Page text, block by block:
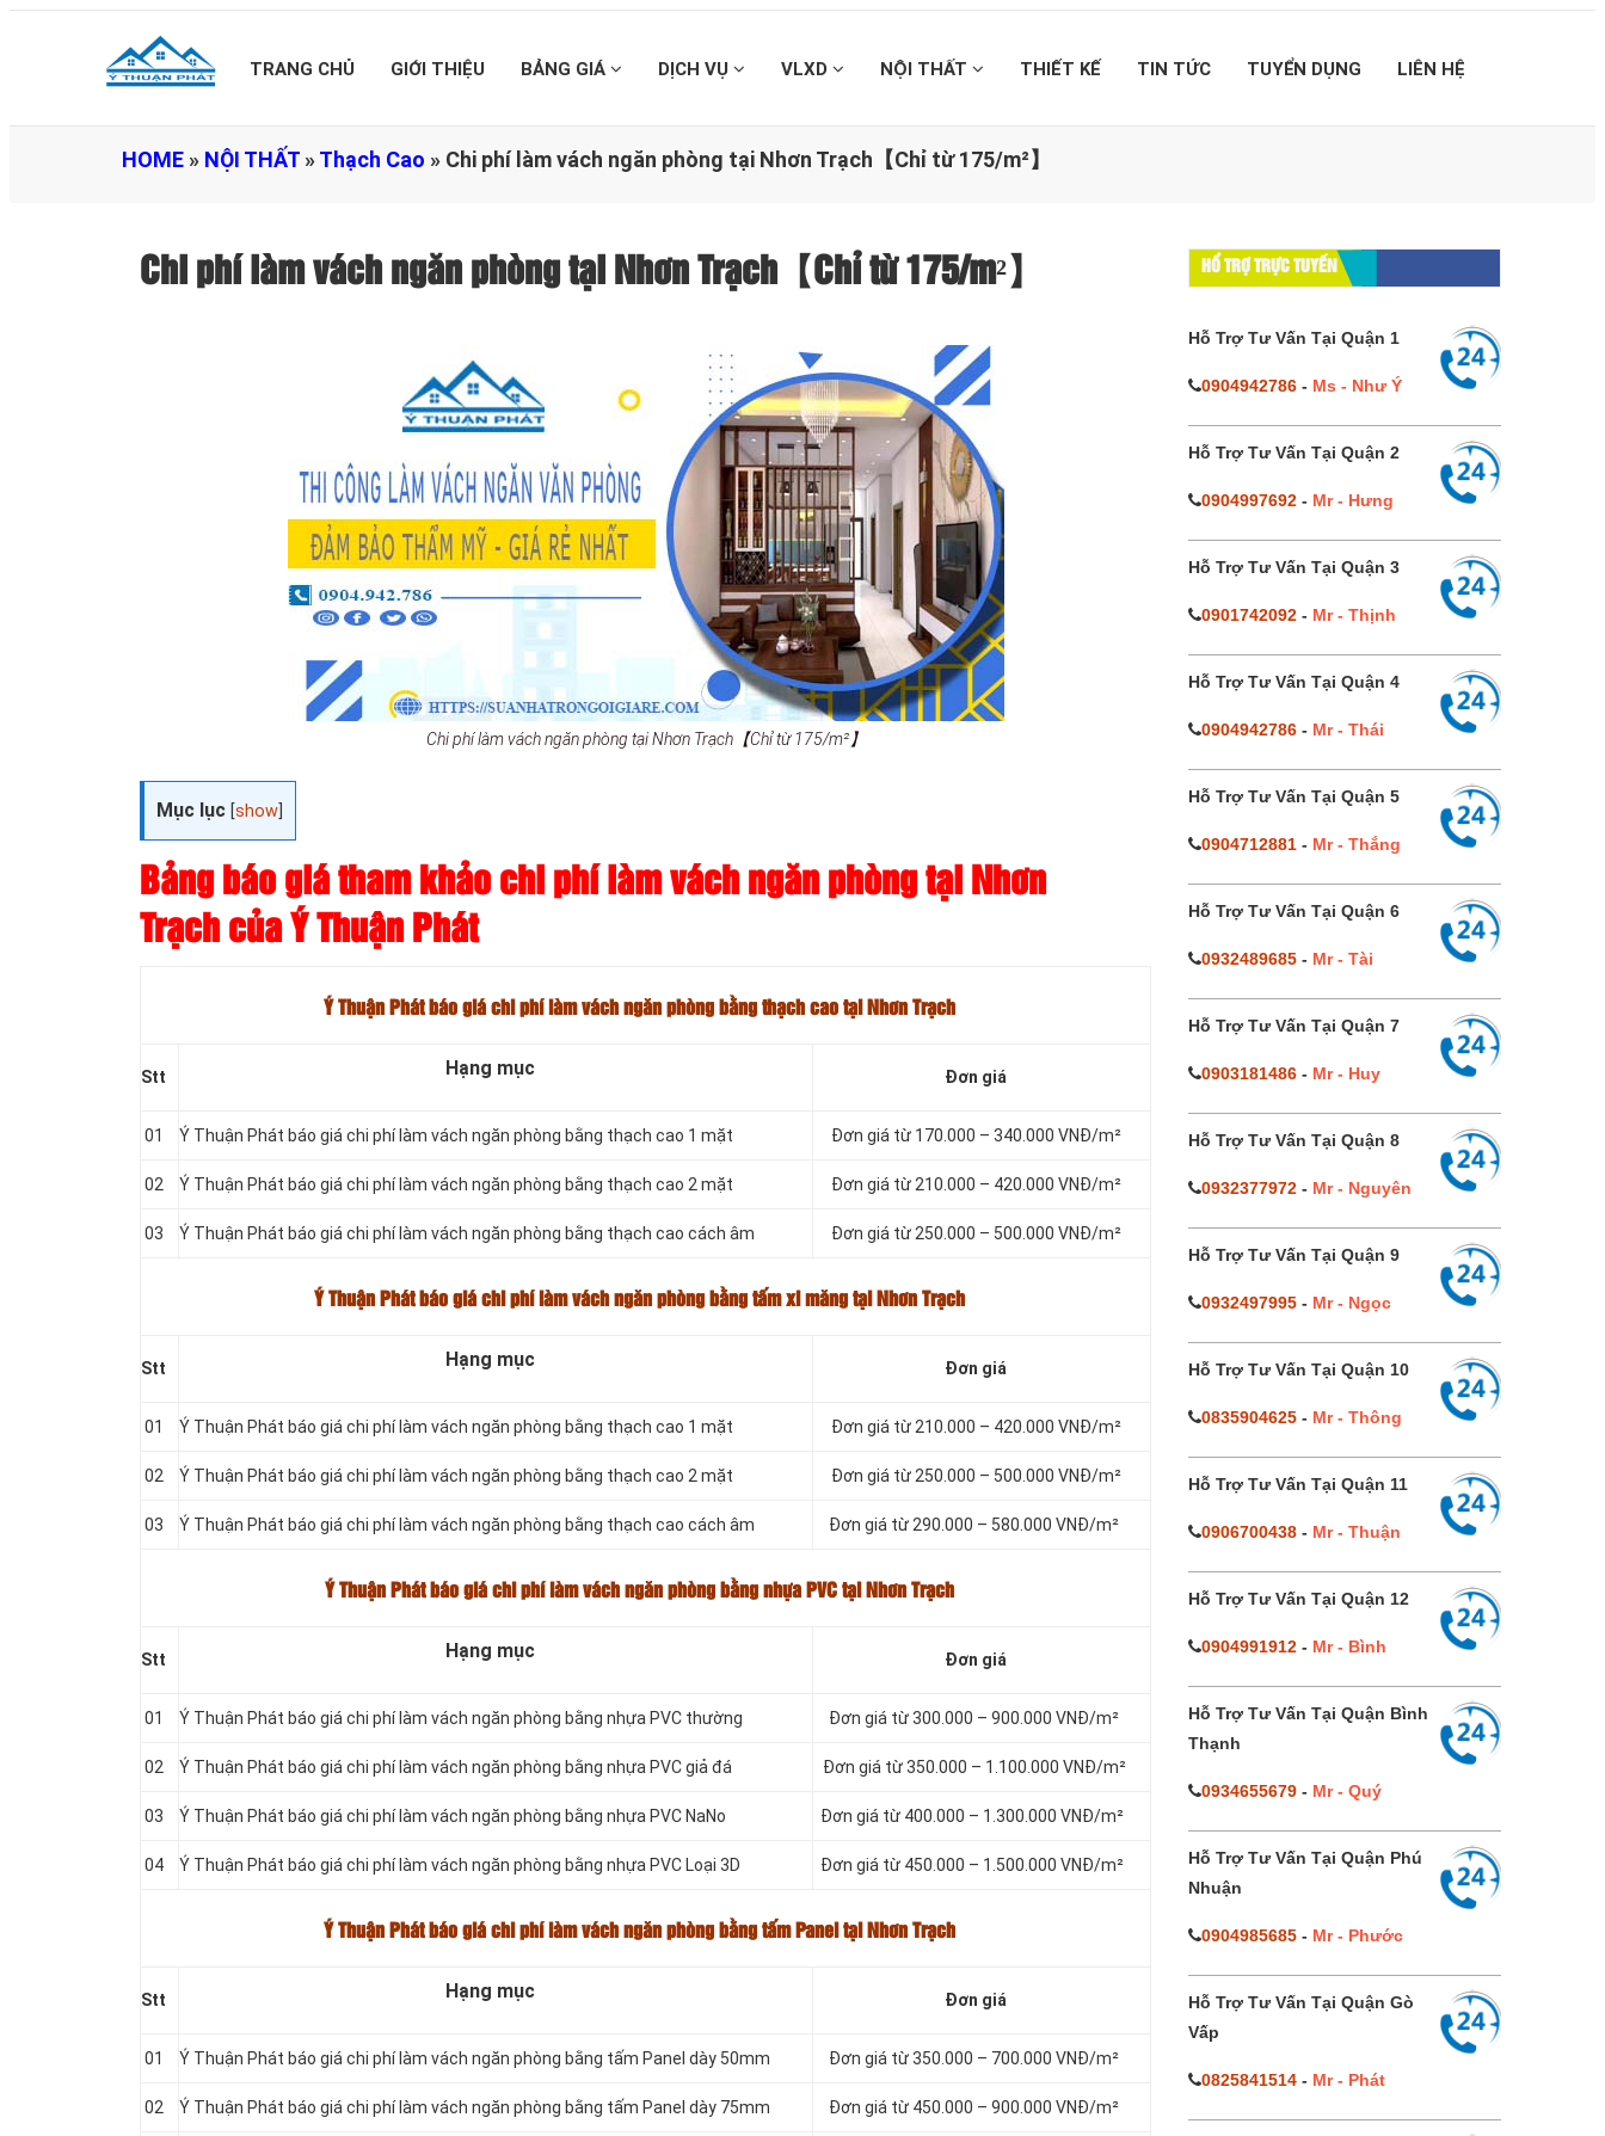
TRANG CHỦ GIỚI THIỆU BẢNG GIÁ DỊCH VỤ VLXD NỘI THẤT THIẾT KẾ TIN TỨC TUYỂN DỤNG LIÊN HỆ
HOME » NỘI THẤT »Thạch Cao » Chi phí làm vách ngăn phòng tại Nhơn Trạch【Chỉ từ 175/m²】
Chi phí làm vách ngăn phòng tại Nhơn Trạch【Chỉ từ 175/m²】
Chi phí làm vách ngăn phòng tại Nhơn Trạch【Chỉ từ 175/m²】
Mục lục [show
Bảng báo giá tham khảo chi phí làm vách ngăn phòng tại Nhơn
Trạch của Ý Thuận Phát
Ý Thuận Phát báo giá chi phí làm vách ngăn phòng bằng thạch cao tại Nhơn Trạch
Stt Hạng mục Đơn giá
01 Ý Thuận Phát báo giá chi phí làm vách ngăn phòng bằng thạch cao 1 mặt Đơn giá từ 170.000 – 340.000 VNĐ/m²
02 Ý Thuận Phát báo giá chi phí làm vách ngăn phòng bằng thạch cao 2 mặt Đơn giá từ 210.000 – 420.000 VNĐ/m²
03 Ý Thuận Phát báo giá chi phí làm vách ngăn phòng bằng thạch cao cách âm Đơn giá từ 250.000 – 500.000 VNĐ/m²
Ý Thuận Phát báo giá chi phí làm vách ngăn phòng bằng tấm xi măng tại Nhơn Trạch
Stt Hạng mục Đơn giá
01 Ý Thuận Phát báo giá chi phí làm vách ngăn phòng bằng thạch cao 1 mặt Đơn giá từ 210.000 – 420.000 VNĐ/m²
02 Ý Thuận Phát báo giá chi phí làm vách ngăn phòng bằng thạch cao 2 mặt Đơn giá từ 250.000 – 500.000 VNĐ/m²
03 Ý Thuận Phát báo giá chi phí làm vách ngăn phòng bằng thạch cao cách âm Đơn giá từ 290.000 – 580.000 VNĐ/m²
Ý Thuận Phát báo giá chi phí làm vách ngăn phòng bằng nhựa PVC tại Nhơn Trạch
Stt Hạng mục Đơn giá
01 Ý Thuận Phát báo giá chi phí làm vách ngăn phòng bằng nhựa PVC thường Đơn giá từ 300.000 – 900.000 VNĐ/m²
02 Ý Thuận Phát báo giá chi phí làm vách ngăn phòng bằng nhựa PVC giả đá Đơn giá từ 350.000 – 1.100.000 VNĐ/m²
03 Ý Thuận Phát báo giá chi phí làm vách ngăn phòng bằng nhựa PVC NaNo Đơn giá từ 400.000 – 1.300.000 VNĐ/m²
04 Ý Thuận Phát báo giá chi phí làm vách ngăn phòng bằng nhựa PVC Loại 3D Đơn giá từ 450.000 – 1.500.000 VNĐ/m²
Ý Thuận Phát báo giá chi phí làm vách ngăn phòng bằng tấm Panel tại Nhơn Trạch
Stt Hạng mục Đơn giá
01 Ý Thuận Phát báo giá chi phí làm vách ngăn phòng bằng tấm Panel dày 50mm Đơn giá từ 350.000 – 700.000 VNĐ/m²
02 Ý Thuận Phát báo giá chi phí làm vách ngăn phòng bằng tấm Panel dày 75mm Đơn giá từ 450.000 – 900.000 VNĐ/m²
HỔ TRỢ TRỰC TUYẾN
Hỗ Trợ Tư Vấn Tại Quận 1
0904942786- Ms - Như Ý
Hỗ Trợ Tư Vấn Tại Quận 2
0904997692- Mr - Hưng
Hỗ Trợ Tư Vấn Tại Quận 3
0901742092- Mr - Thịnh
Hỗ Trợ Tư Vấn Tại Quận 4
0904942786- Mr - Thái
Hỗ Trợ Tư Vấn Tại Quận 5
0904712881- Mr - Thắng
Hỗ Trợ Tư Vấn Tại Quận 6
0932489685- Mr - Tài
Hỗ Trợ Tư Vấn Tại Quận 7
0903181486- Mr - Huy
Hỗ Trợ Tư Vấn Tại Quận 8
0932377972- Mr - Nguyên
Hỗ Trợ Tư Vấn Tại Quận 9
0932497995- Mr - Ngọc
Hỗ Trợ Tư Vấn Tại Quận 10
0835904625- Mr - Thông
Hỗ Trợ Tư Vấn Tại Quận 11
0906700438- Mr - Thuận
Hỗ Trợ Tư Vấn Tại Quận 12
0904991912- Mr - Bình
Hỗ Trợ Tư Vấn Tại Quận Bình
Thạnh
0934655679- Mr - Quý
Hỗ Trợ Tư Vấn Tại Quận Phú
Nhuận
0904985685- Mr - Phước
Hỗ Trợ Tư Vấn Tại Quận Gò
Vấp
0825841514- Mr - Phát